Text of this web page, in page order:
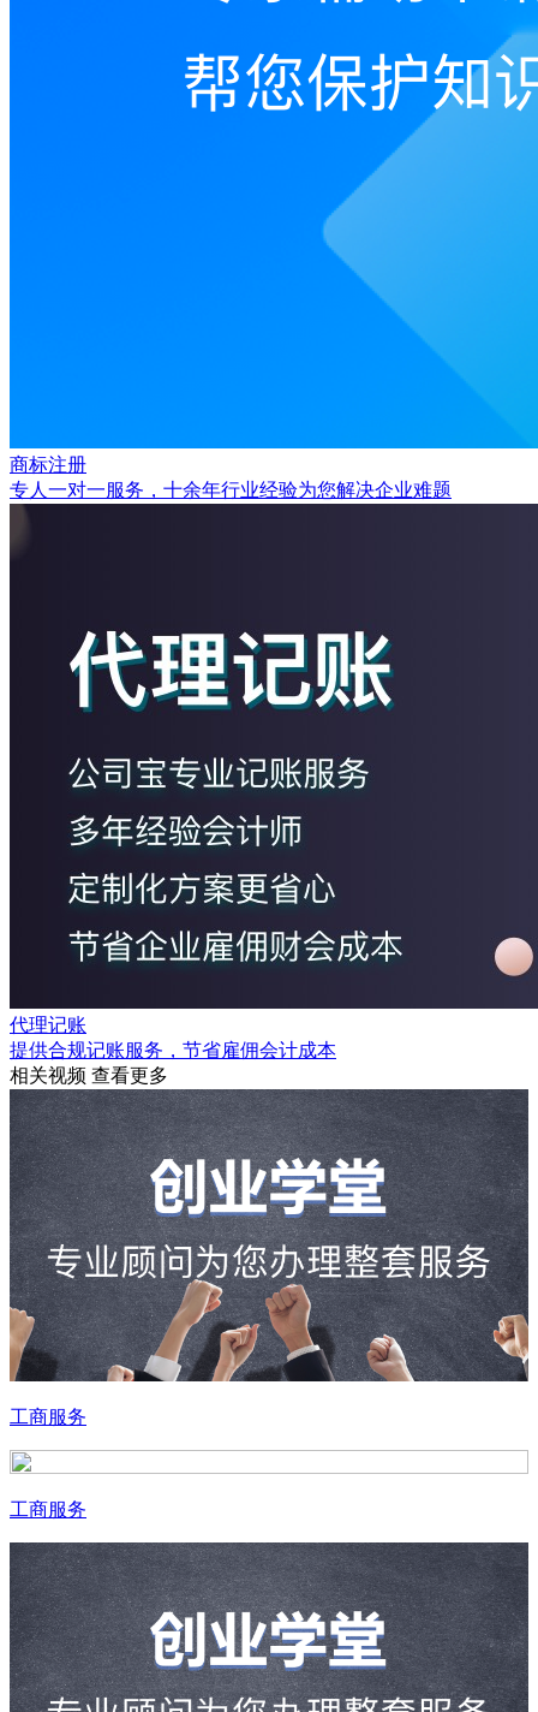
商标注册
专人一对一服务，十余年行业经验为您解决企业难题
代理记账
提供合规记账服务，节省雇佣会计成本
相关视频 查看更多
工商服务
工商服务